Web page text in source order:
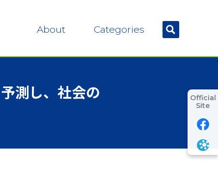
About Categories
予測し、社会の
Official
Site